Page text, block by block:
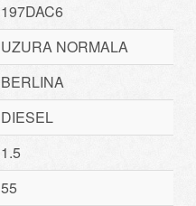
197DAC6
UZURA NORMALA
BERLINA
DIESEL
1.5
55